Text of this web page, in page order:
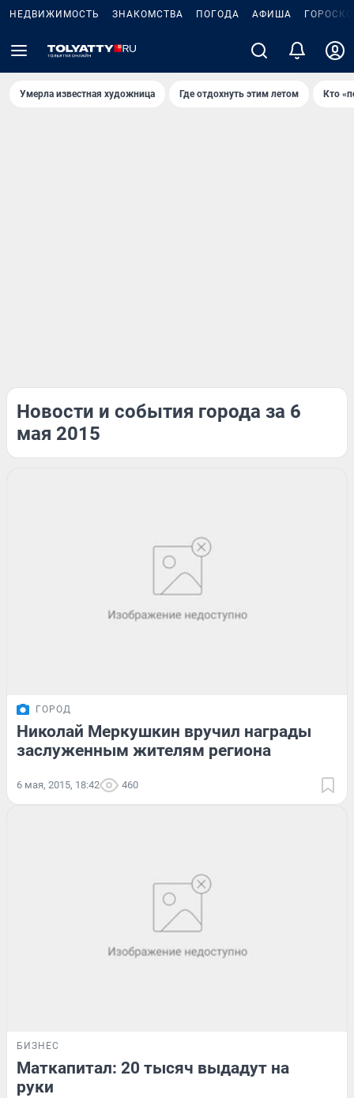
НЕДВИЖИМОСТЬ ЗНАКОМСТВА ПОГОДА АФИША
Умерла известная художница Где отдохнуть этим летом Кто
Новости и события города за 6
мая 2015
ГОРОД
Николай Меркушкин вручил награды
заслуженным жителям региона
6 мая, 2015, 18:42 460
БИЗНЕС
Маткапитал: 20 тысяч выдадут на
руки